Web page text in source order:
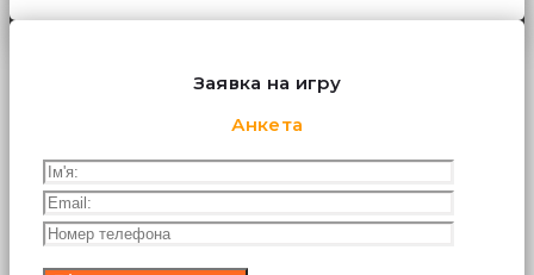
Заявка на игру
Анкета